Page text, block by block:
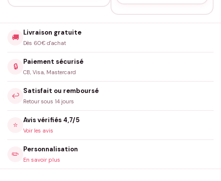
🚚
Livraison gratuite
Dès 60€ d'achat
🔒
Paiement sécurisé
CB, Visa, Mastercard
↩️
Satisfait ou remboursé
Retour sous 14 jours
⭐
Avis vérifiés 4,7/5
Voir les avis
✏️
Personnalisation
En savoir plus